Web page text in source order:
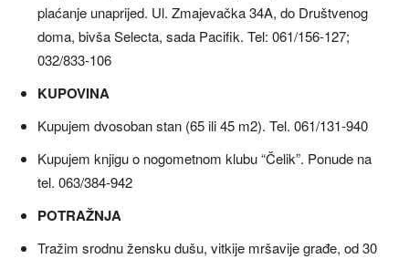
plaćanje unaprijed. Ul. Zmajevačka 34A, do Društvenog
doma, bivša Selecta, sada Pacifik. Tel: 061/156-127;
032/833-106
KUPOVINA
Kupujem dvosoban stan (65 ili 45 m2). Tel. 061/131-940
Kupujem knjigu o nogometnom klubu “Čelik”. Ponude na
tel. 063/384-942
POTRAŽNJA
Tražim srodnu žensku dušu, vitkije mršavije građe, od 30